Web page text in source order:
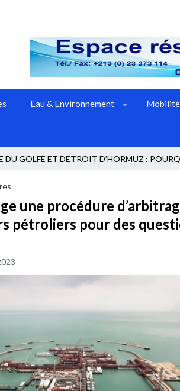
Eau & Environnement
DU GOLFE ET DETROIT D’HORMUZ :
une procédure
pétroliers pour des